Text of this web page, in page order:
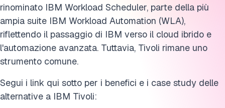
rinominato IBM Workload Scheduler, parte della più
ampia suite IBM Workload Automation (WLA),
riflettendo il passaggio di IBM verso il cloud ibrido e
l'automazione avanzata. Tuttavia, Tivoli rimane uno
strumento comune.
Segui i link qui sotto per i benefici e i case study delle
alternative a IBM Tivoli: